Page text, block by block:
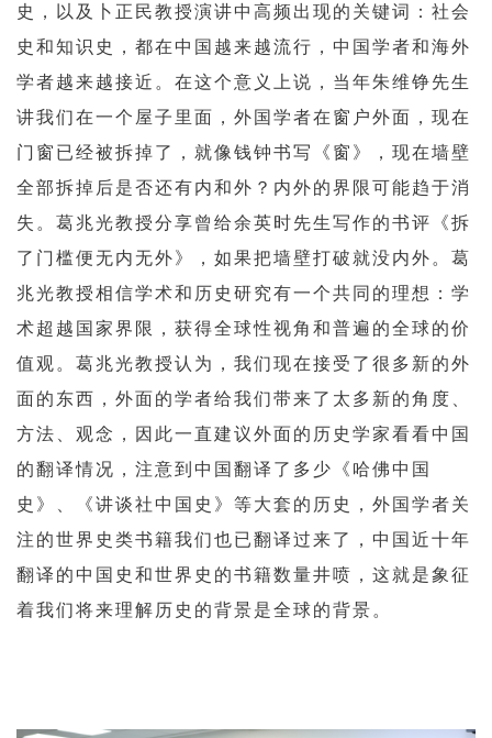
史，以及卜正民教授演讲中高频出现的关键词：社会
史和知识史，都在中国越来越流行，中国学者和海外
学者越来越接近。在这个意义上说，当年朱维铮先生
讲我们在一个屋子里面，外国学者在窗户外面，现在
门窗已经被拆掉了，就像钱钟书写《窗》，现在墙壁
全部拆掉后是否还有内和外？内外的界限可能趋于消
失。葛兆光教授分享曾给余英时先生写作的书评《拆
了门槛便无内无外》，如果把墙壁打破就没内外。葛
兆光教授相信学术和历史研究有一个共同的理想：学
术超越国家界限，获得全球性视角和普遍的全球的价
值观。葛兆光教授认为，我们现在接受了很多新的外
面的东西，外面的学者给我们带来了太多新的角度、
方法、观念，因此一直建议外面的历史学家看看中国
的翻译情况，注意到中国翻译了多少《哈佛中国
史》、《讲谈社中国史》等大套的历史，外国学者关
注的世界史类书籍我们也已翻译过来了，中国近十年
翻译的中国史和世界史的书籍数量井喷，这就是象征
着我们将来理解历史的背景是全球的背景。